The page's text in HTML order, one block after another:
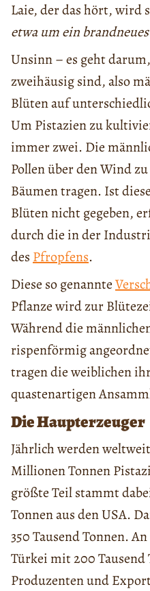
Laie, der das hört, wird
etwa um ein
Unsinn – es geht
zweihäusig sind, also
Blüten auf
Um Pistazien zu
immer zwei. Die
Pollen über den Wind
Bäumen tragen. Ist
Blüten nicht gegeben,
durch die in der
des Pfropfens.
Diese so genannte
Pflanze wird zur
Während die
rispenförmig
tragen die weiblichen
quastenartigen
Die Haupterzeuger
Jährlich werden
Millionen Tonnen
größte Teil stammt
Tonnen aus den USA.
350 Tausend Tonnen.
Türkei mit 200 Tausend
Produzenten und